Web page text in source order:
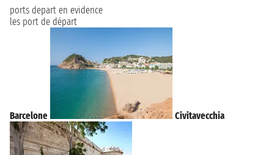
ports depart en evidence
les port de départ
Barcelone Civitavecchia